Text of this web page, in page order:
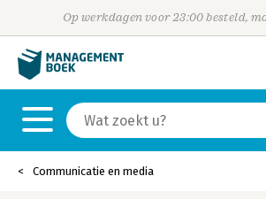
Op werkdagen voor 23:00 besteld,
Communicatie en media